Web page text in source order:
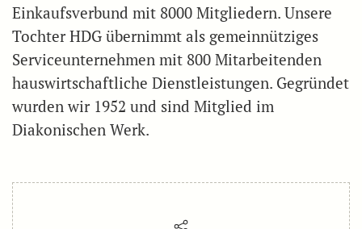
Einkaufsverbund mit 8000 Mitgliedern. Unsere
Tochter HDG übernimmt als gemeinnütziges
Serviceunternehmen mit 800 Mitarbeitenden
hauswirtschaftliche Dienstleistungen. Gegründet
wurden wir 1952 und sind Mitglied im
Diakonischen Werk.